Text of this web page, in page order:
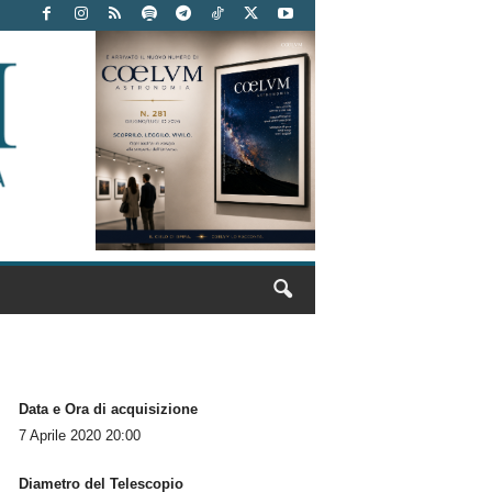
Data e Ora di acquisizione
7 Aprile 2020 20:00
Diametro del Telescopio